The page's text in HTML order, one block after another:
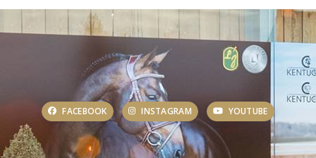
FACEBOOK INSTAGRAM YOUTUBE